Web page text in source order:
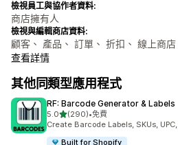
檢視員工與協作者資料:
商店擁有人
檢視與編輯商店資料:
顧客、 產品、 訂單、 折扣、 線上商
查看詳情
其他同類型應用程式
RF: Barcode Generator & Labels
5.0滿分 5 顆星
(290)
共有 290 則評價
•免費
Create Barcode Labels, SKUs,
Built for Shopify